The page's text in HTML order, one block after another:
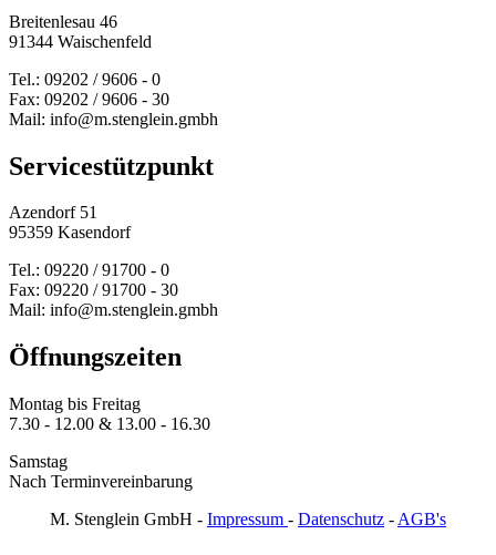
Breitenlesau 46
91344 Waischenfeld
Tel.: 09202 / 9606 - 0
Fax: 09202 / 9606 - 30
Mail: info@m.stenglein.gmbh
Service­stützpunkt
Azendorf 51
95359 Kasendorf
Tel.: 09220 / 91700 - 0
Fax: 09220 / 91700 - 30
Mail: info@m.stenglein.gmbh
Öffnungszeiten
Montag bis Freitag
7.30 - 12.00 & 13.00 - 16.30
Samstag
Nach Terminvereinbarung
M. Stenglein GmbH - Impressum - Datenschutz - AGB's